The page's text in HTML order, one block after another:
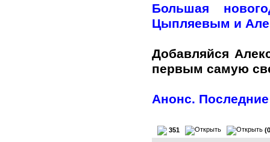
Большая
Цыпляевым и
Добавляйся
первым самую
Анонс.
351